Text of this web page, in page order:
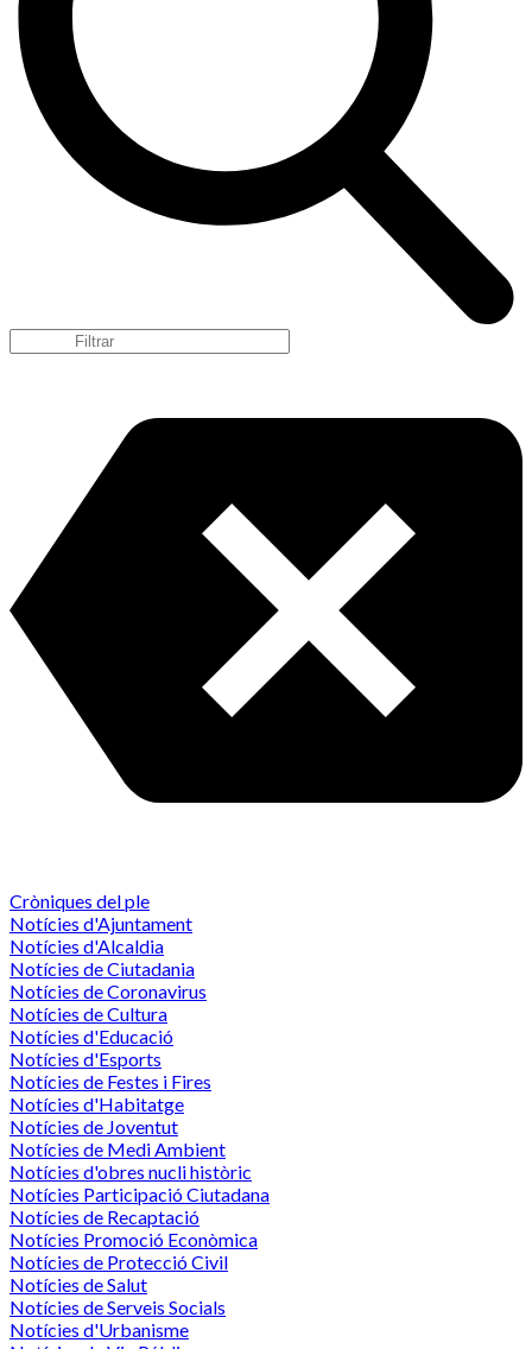
Cròniques del ple
Notícies d'Ajuntament
Notícies d'Alcaldia
Notícies de Ciutadania
Notícies de Coronavirus
Notícies de Cultura
Notícies d'Educació
Notícies d'Esports
Notícies de Festes i Fires
Notícies d'Habitatge
Notícies de Joventut
Notícies de Medi Ambient
Notícies d'obres nucli històric
Notícies Participació Ciutadana
Notícies de Recaptació
Notícies Promoció Econòmica
Notícies de Protecció Civil
Notícies de Salut
Notícies de Serveis Socials
Notícies d'Urbanisme